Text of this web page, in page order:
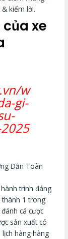
kiếm lời.
xe
w
gi-
trình đáng
1 trong
cá cược
sản xuất có
hàng hàng